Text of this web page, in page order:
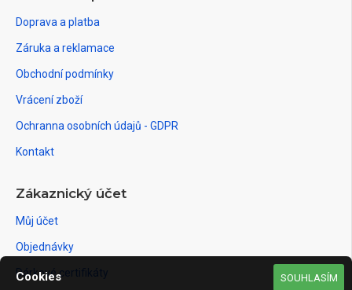
Doprava a platba
Záruka a reklamace
Obchodní podmínky
Vrácení zboží
Ochranna osobních údajů - GDPR
Kontakt
Zákaznický účet
Můj účet
Objednávky
Dárkové certifikáty SOUHLASÍM
Cookies